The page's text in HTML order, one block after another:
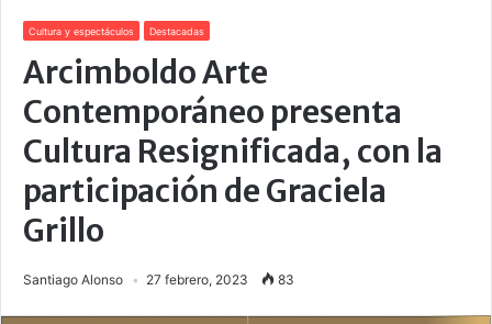
Cultura y espectáculos Destacadas
Arcimboldo Arte
Contemporáneo presenta
Cultura Resignificada, con la
participación de Graciela
Grillo
Santiago Alonso 27 febrero, 2023 83